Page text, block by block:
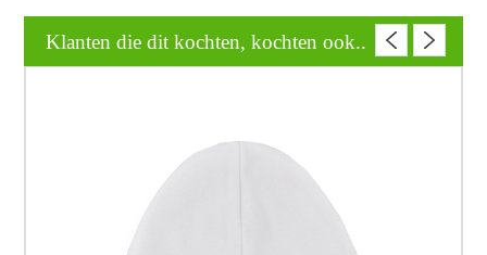
Klanten die dit kochten, kochten ook..